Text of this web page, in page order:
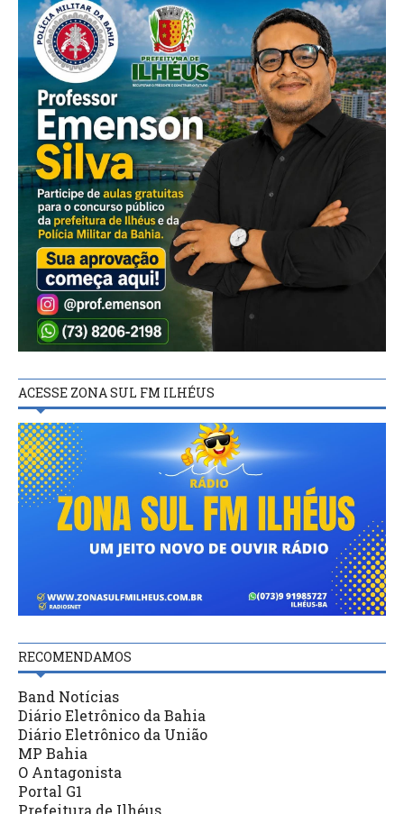
ACESSE ZONA SUL FM ILHÉUS
RECOMENDAMOS
Band Notícias
Diário Eletrônico da Bahia
Diário Eletrônico da União
MP Bahia
O Antagonista
Portal G1
Prefeitura de Ilhéus